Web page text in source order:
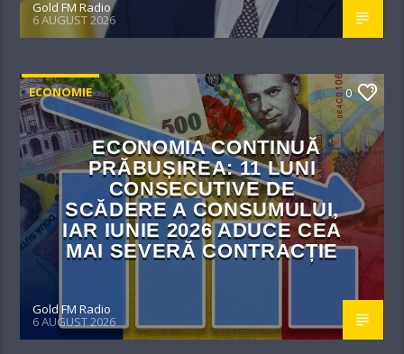
Gold FM Radio
6 AUGUST 2026
ECONOMIE 0
ECONOMIA CONTINUĂ
PRĂBUȘIREA: 11 LUNI
CONSECUTIVE DE
SCĂDERE A CONSUMULUI,
IAR IUNIE 2026 ADUCE CEA
MAI SEVERĂ CONTRACȚIE
Gold FM Radio
6 AUGUST 2026